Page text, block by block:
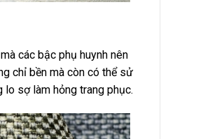
các bậc phụ huynh nên
chỉ bền mà còn có thể sử
lo sợ làm hỏng trang phục.